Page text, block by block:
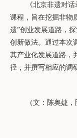
《北京非遗对
课程，旨在挖掘非物
遗”创业发展道路，
创新做法。通过本次
其产业化发展道路，
径，并撰写相应的调
（文： 陈奥婕